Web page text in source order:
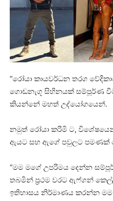
“රෝයා කායවර්ධන තරග
ගොඩනැගූ සිහිනයක් සම්පූර්ණ
කියන්නේ මහත් උද්යෝගයෙන්.
නමුත් රෝයා කරිමි ට,
ඇයට සහ ඇගේ පවුලට පමණක්
“මම මගේ උපරිමය දෙන්න
තබමින් ප්‍රථම වරට ඇෆ්ගන්
ඉතිහාසය නිර්මාණය කරන්න මම